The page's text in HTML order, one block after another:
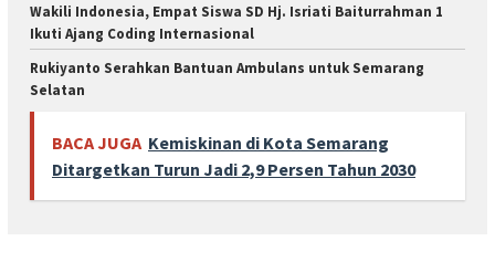
Wakili Indonesia, Empat Siswa SD Hj. Isriati Baiturrahman 1
Ikuti Ajang Coding Internasional
Rukiyanto Serahkan Bantuan Ambulans untuk Semarang
Selatan
BACA JUGA Kemiskinan di Kota Semarang
Ditargetkan Turun Jadi 2,9 Persen Tahun 2030